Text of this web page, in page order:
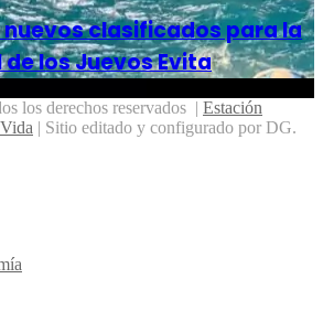
nuevos clasificados para la
los Juevos Evita
los derechos reservados | Estación
| Sitio editado y configurado por DG.